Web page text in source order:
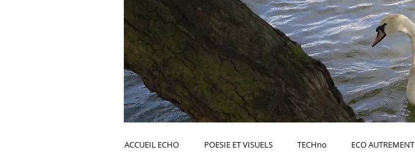
ACCUEIL ECHO POESIE ET VISUELS TECHno ECO AUTREMENT